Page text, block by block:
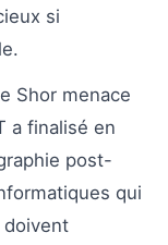
si
Shor menace
a finalisé en
post-
qui
doivent